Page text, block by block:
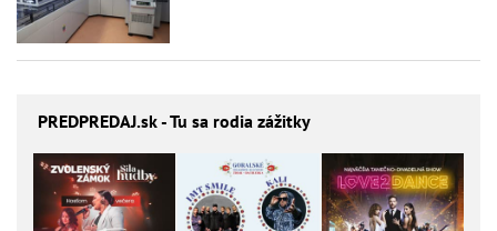
PREDPREDAJ.sk - Tu sa rodia zážitky